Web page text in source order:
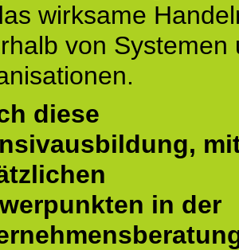
wirksame
von Systemen
diese
in der